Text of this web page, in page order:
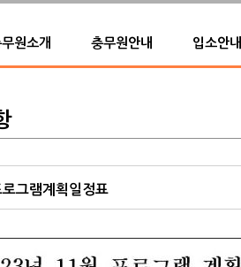
원소개 충무원안내 입소안내
그램계획일정표